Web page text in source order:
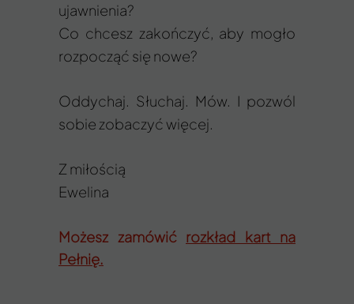
ujawnienia?
Co chcesz zakończyć, aby mogło
rozpocząć się nowe?
Oddychaj. Słuchaj. Mów. I pozwól
sobie zobaczyć więcej.
Z miłością
Ewelina
Możesz zamówić rozkład kart na
Pełnię.